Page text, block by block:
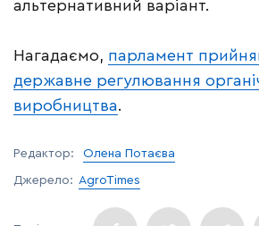
альтернативний варіант.
Нагадаємо, парламент
державне регулювання
виробництва.
Редактор: Олена Потаєва
Джерело: AgroTimes